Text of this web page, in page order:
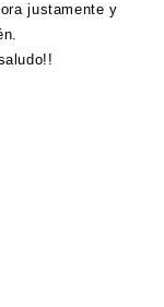
justamente y